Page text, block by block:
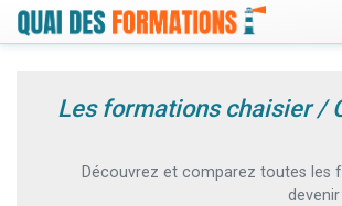
Les formations chaisier /
Découvrez et comparez toutes les